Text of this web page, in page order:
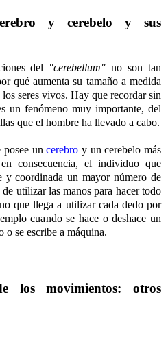
y cerebelo y sus
del "cerebellum" no son tan
qué aumenta su tamaño a medida
los seres vivos. Hay que recordar sin
un fenómeno muy importante, del
que el hombre ha llevado a cabo.
posee uncerebro y un cerebelo más
consecuencia, el individuo que
y coordinada un mayor número de
utilizar las manos para hacer todo
que llega a utilizar cada dedo por
cuando se hace o deshace un
o se escribe a máquina.
los movimientos: otros